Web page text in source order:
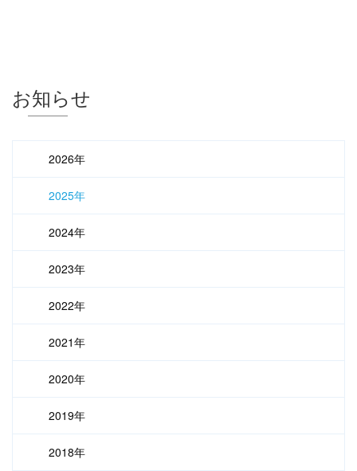
お知らせ
2026年
2025年
2024年
2023年
2022年
2021年
2020年
2019年
2018年